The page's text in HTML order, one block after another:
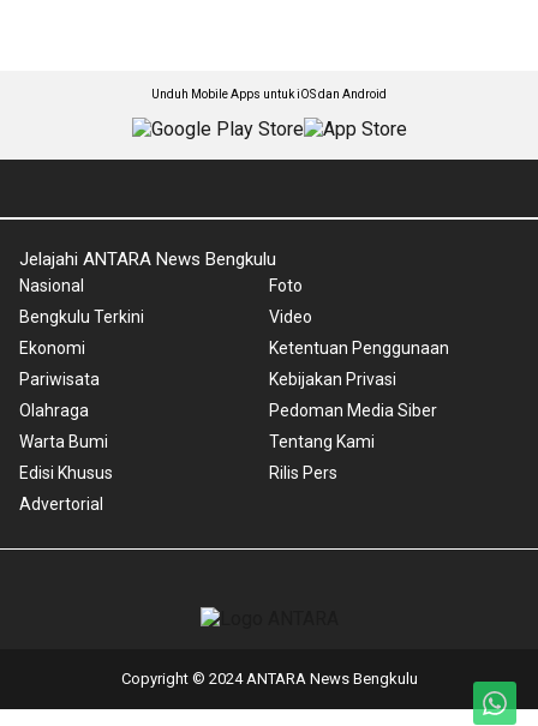
Unduh Mobile Apps untuk iOS dan Android
Jelajahi ANTARA News Bengkulu
Nasional
Bengkulu Terkini
Ekonomi
Pariwisata
Olahraga
Warta Bumi
Edisi Khusus
Advertorial
Foto
Video
Ketentuan Penggunaan
Kebijakan Privasi
Pedoman Media Siber
Tentang Kami
Rilis Pers
Copyright © 2024 ANTARA News Bengkulu